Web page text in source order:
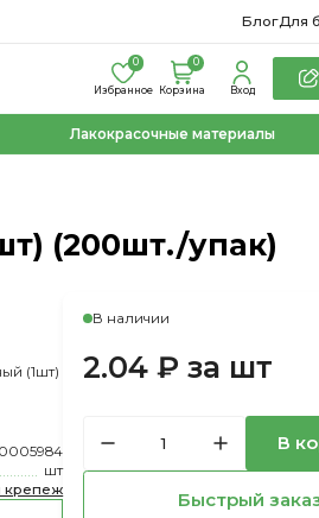
БлогДля
Избранное
0 0
Корзина Вход
Лакокрасочные материалы
(200шт./упак)
(1шт)
шт
крепеж
В наличии
2.04 ₽ за шт
В
Быстрый